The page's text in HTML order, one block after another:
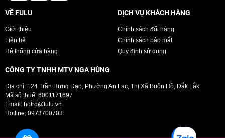
VỀ FULU
Giới thiệu
Liên hệ
Hệ thống cửa hàng
DỊCH VỤ KHÁCH HÀNG
Chính sách đổi hàng
Chính sách bảo mật
Quy định sử dụng
CÔNG TY TNHH MTV NGA HÙNG
Địa chỉ: 124 Trần Hưng Đạo, Phường An Lạc, Thị Xã Buôn Hồ, Đắk Lắk
Mã số thuế: 6001171697
Email: hotro@fulu.vn
Hotline: 0973700703